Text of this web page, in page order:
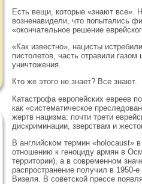
Есть вещи, которые «знают все».
возненавидели, что попытались
«окончательное решение
«Как известно», нацисты
пистолетов, часть отравили
уничтожения.
Кто же этого не знает? Все знают.
Катастрофа европейских евреев
как «систематическое
жертв нацизма: почти трети
дискриминации, зверствам и
В английском термин «holocaust»
отношению к геноциду армян в
территории), а в современном
распространение получил в 1950-
Визеля. В советской прессе